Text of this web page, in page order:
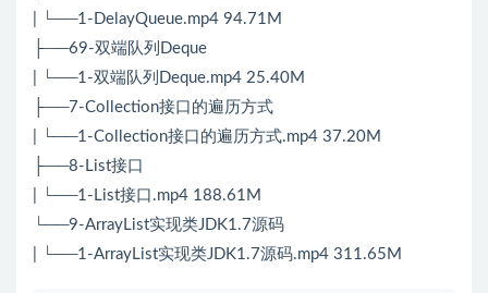
| └──1-DelayQueue.mp4 94.71M
├──69-双端队列Deque
| └──1-双端队列Deque.mp4 25.40M
├──7-Collection接口的遍历方式
| └──1-Collection接口的遍历方式.mp4 37.20M
├──8-List接口
| └──1-List接口.mp4 188.61M
└──9-ArrayList实现类JDK1.7源码
| └──1-ArrayList实现类JDK1.7源码.mp4 311.65M